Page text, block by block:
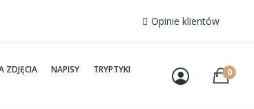
Opinie klientów
ZDJĘCIA NAPISY
TRYPTYKI
0